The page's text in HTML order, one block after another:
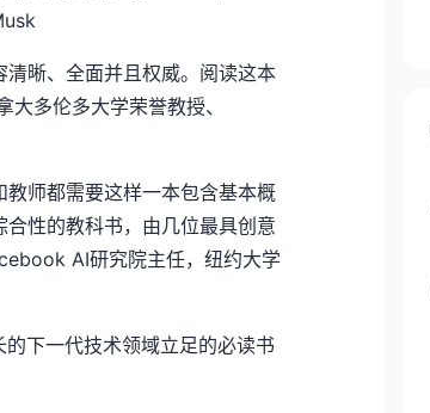
晰、全面并且权威。阅读这本
多伦多大学荣誉教授、
师都需要这样一本包含基本概
性的教科书，由几位最具创意
AI研究院主任，纽约大学
下一代技术领域立足的必读书